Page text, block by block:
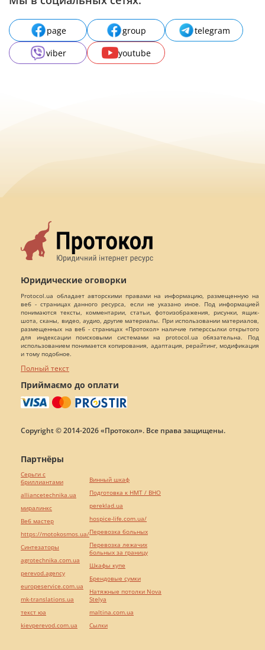
page group
telegram
viber
youtube
Юридические оговорки
Protocol.ua обладает авторскими правами на информацию, размещенную на
веб - страницах данного ресурса, если не указано иное. Под информацией
понимаются тексты, комментарии, статьи, фотоизображения, рисунки, ящик-
шота, сканы, видео, аудио, другие материалы. При использовании материалов,
размещенных на веб - страницах «Протокол» наличие гиперссылки открытого
для индексации поисковыми системами на protocol.ua обязательна. Под
использованием понимается копирования, адаптация, рерайтинг, модификация
и тому подобное.
Полный текст
Приймаємо до оплати
Copyright © 2014-2026 «Протокол». Все права защищены.
Партнёры
Серьги с
бриллиантами
alliancetechnika.ua
миралинкс
Веб мастер
https://motokosmos.ua/
Синтезаторы
agrotechnika.com.ua
perevod.agency
europeservice.com.ua
mk-translations.ua
текст юа
kievperevod.com.ua
Винный шкаф
Подготовка к НМТ / ВНО
pereklad.ua
hospice-life.com.ua/
Перевозка больных
Перевозка лежачих
больных за границу
Шкафы купе
Брендовые сумки
Натяжные потолки Nova
Stelya
maltina.com.ua
Cылки